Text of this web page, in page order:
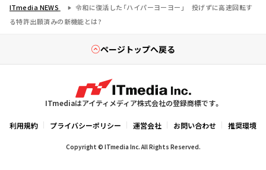
ITmedia NEWS
令和に復活した「ハイパーヨーヨー」 投げずに高速回転す
る特許出願済みの新機能とは?
ページトップへ戻る
ITmediaはアイティメディア株式会社の登録商標です。
利用規約 プライバシーポリシー 運営会社 お問い合わせ 推奨環境
Copyright © ITmedia Inc. All Rights Reserved.